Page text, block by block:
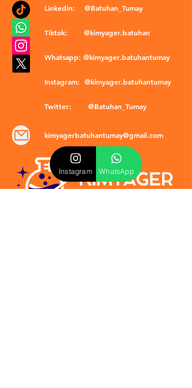
Linkedin: @Batuhan_Tumay
Tiktok: @kimyager.batuhan
Whatsapp: @kimyager.batuhantumay
Instagram: @kimyager.batuhantumay
Twitter: @Batuhan_Tumay
kimyagerbatuhantumay@gmail.com
Instagram WhatsApp